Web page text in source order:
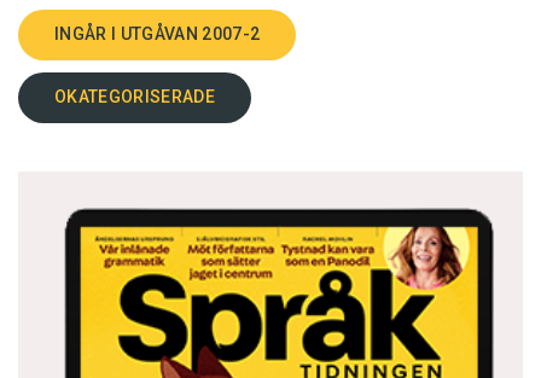
INGÅR I UTGÅVAN 2007-2
OKATEGORISERADE